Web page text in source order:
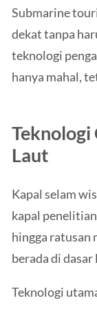
Submarine
dekat tanpa
teknologi
hanya mahal,
Teknologi
Laut
Kapal selam
kapal
hingga ratusan
berada di dasar
Teknologi